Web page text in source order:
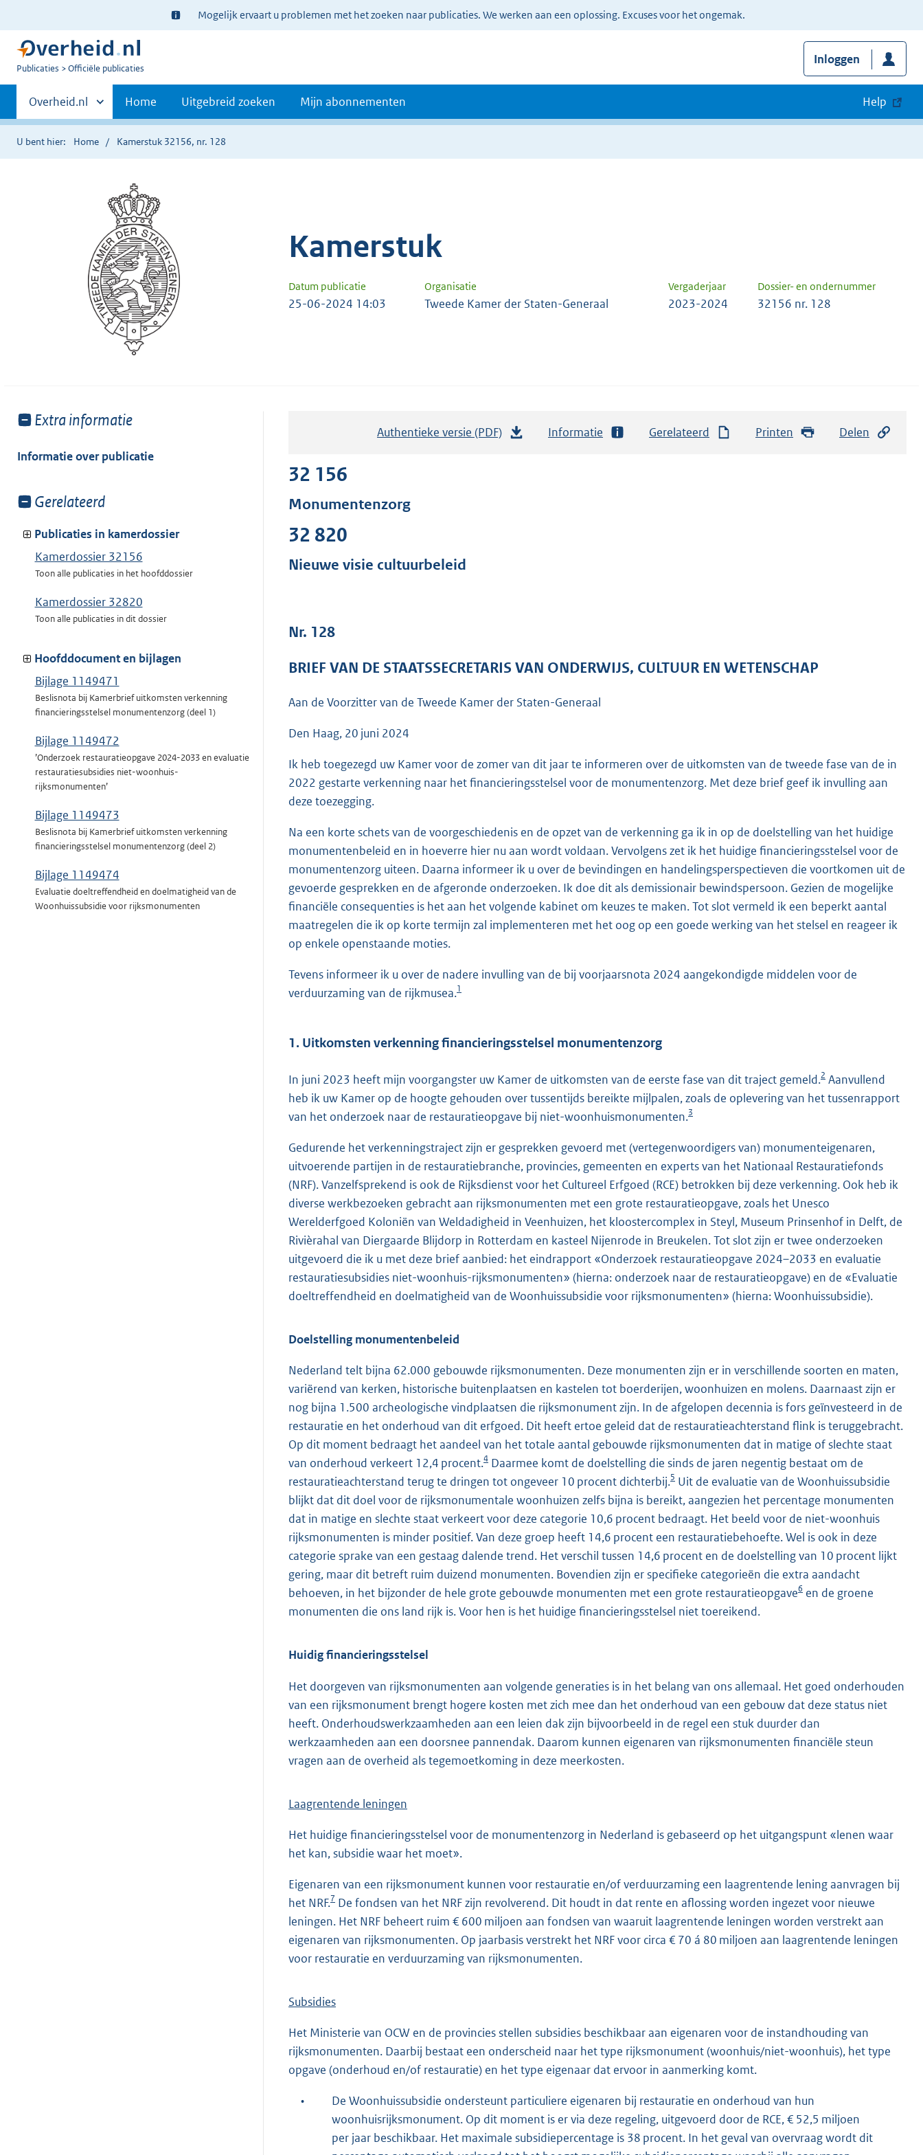
Ter
informatie:
Mogelijk ervaart u problemen met het zoeken naar publicaties. We werken aan een oplossing. Excuses voor het ongemak.
U
Publicaties Officiële publicaties
Inloggen
Primaire
navigatie
Andere
sites
binnen
Overheid.nl Home Uitgebreid zoeken Mijn abonnementen Help
U bent hier: Home Kamerstuk 32156, nr. 128
Kamerstuk
Datum publicatie Organisatie Vergaderjaar Dossier- en ondernummer
25-06-2024 14:03 Tweede Kamer der Staten-Generaal 2023-2024 32156 nr. 128
Toon
van:
Extra informatie
Informatie over publicatie
Toon
van:
Gerelateerd
Publicaties in kamerdossier
Kamerdossier 32156
Toon alle publicaties in het hoofddossier
Kamerdossier 32820
Toon alle publicaties in dit dossier
Hoofddocument en bijlagen
Bijlage 1149471
Beslisnota bij Kamerbrief uitkomsten verkenning
financieringsstelsel monumentenzorg (deel 1)
Bijlage 1149472
’Onderzoek restauratieopgave 2024-2033 en evaluatie
restauratiesubsidies niet-woonhuis-
rijksmonumenten’
Bijlage 1149473
Beslisnota bij Kamerbrief uitkomsten verkenning
financieringsstelsel monumentenzorg (deel 2)
Bijlage 1149474
Evaluatie doeltreffendheid en doelmatigheid van de
Woonhuissubsidie voor rijksmonumenten
Authentieke versie (PDF)
t
:
K
b
Informatie Gerelateerd Printen Delen
32 156
Monumentenzorg
32 820
Nieuwe visie cultuurbeleid
Nr. 128
BRIEF VAN DE STAATSSECRETARIS VAN ONDERWIJS, CULTUUR EN WETENSCHAP
Aan de Voorzitter van de Tweede Kamer der Staten-Generaal
Den Haag, 20 juni 2024
Ik heb toegezegd uw Kamer voor de zomer van dit jaar te informeren over de uitkomsten van de tweede fase van de in
2022 gestarte verkenning naar het financieringsstelsel voor de monumentenzorg. Met deze brief geef ik invulling aan
deze toezegging.
Na een korte schets van de voorgeschiedenis en de opzet van de verkenning ga ik in op de doelstelling van het huidige
monumentenbeleid en in hoeverre hier nu aan wordt voldaan. Vervolgens zet ik het huidige financieringsstelsel voor de
monumentenzorg uiteen. Daarna informeer ik u over de bevindingen en handelingsperspectieven die voortkomen uit de
gevoerde gesprekken en de afgeronde onderzoeken. Ik doe dit als demissionair bewindspersoon. Gezien de mogelijke
financiële consequenties is het aan het volgende kabinet om keuzes te maken. Tot slot vermeld ik een beperkt aantal
maatregelen die ik op korte termijn zal implementeren met het oog op een goede werking van het stelsel en reageer ik
op enkele openstaande moties.
Tevens informeer ik u over de nadere invulling van de bij voorjaarsnota 2024 aangekondigde middelen voor de
verduurzaming van de rijkmusea.1
1. Uitkomsten verkenning financieringsstelsel monumentenzorg
In juni 2023 heeft mijn voorgangster uw Kamer de uitkomsten van de eerste fase van dit traject gemeld.2 Aanvullend
heb ik uw Kamer op de hoogte gehouden over tussentijds bereikte mijlpalen, zoals de oplevering van het tussenrapport
van het onderzoek naar de restauratieopgave bij niet-woonhuismonumenten.3
Gedurende het verkenningstraject zijn er gesprekken gevoerd met (vertegenwoordigers van) monumenteigenaren,
uitvoerende partijen in de restauratiebranche, provincies, gemeenten en experts van het Nationaal Restauratiefonds
(NRF). Vanzelfsprekend is ook de Rijksdienst voor het Cultureel Erfgoed (RCE) betrokken bij deze verkenning. Ook heb ik
diverse werkbezoeken gebracht aan rijksmonumenten met een grote restauratieopgave, zoals het Unesco
Werelderfgoed Koloniën van Weldadigheid in Veenhuizen, het kloostercomplex in Steyl, Museum Prinsenhof in Delft, de
Rivièrahal van Diergaarde Blijdorp in Rotterdam en kasteel Nijenrode in Breukelen. Tot slot zijn er twee onderzoeken
uitgevoerd die ik u met deze brief aanbied: het eindrapport «Onderzoek restauratieopgave 2024–2033 en evaluatie
restauratiesubsidies niet-woonhuis-rijksmonumenten» (hierna: onderzoek naar de restauratieopgave) en de «Evaluatie
doeltreffendheid en doelmatigheid van de Woonhuissubsidie voor rijksmonumenten» (hierna: Woonhuissubsidie).
Doelstelling monumentenbeleid
Nederland telt bijna 62.000 gebouwde rijksmonumenten. Deze monumenten zijn er in verschillende soorten en maten,
variërend van kerken, historische buitenplaatsen en kastelen tot boerderijen, woonhuizen en molens. Daarnaast zijn er
nog bijna 1.500 archeologische vindplaatsen die rijksmonument zijn. In de afgelopen decennia is fors geïnvesteerd in de
restauratie en het onderhoud van dit erfgoed. Dit heeft ertoe geleid dat de restauratieachterstand flink is teruggebracht.
Op dit moment bedraagt het aandeel van het totale aantal gebouwde rijksmonumenten dat in matige of slechte staat
van onderhoud verkeert 12,4 procent.4 Daarmee komt de doelstelling die sinds de jaren negentig bestaat om de
restauratieachterstand terug te dringen tot ongeveer 10 procent dichterbij.5 Uit de evaluatie van de Woonhuissubsidie
blijkt dat dit doel voor de rijksmonumentale woonhuizen zelfs bijna is bereikt, aangezien het percentage monumenten
dat in matige en slechte staat verkeert voor deze categorie 10,6 procent bedraagt. Het beeld voor de niet-woonhuis
rijksmonumenten is minder positief. Van deze groep heeft 14,6 procent een restauratiebehoefte. Wel is ook in deze
categorie sprake van een gestaag dalende trend. Het verschil tussen 14,6 procent en de doelstelling van 10 procent lijkt
gering, maar dit betreft ruim duizend monumenten. Bovendien zijn er specifieke categorieën die extra aandacht
behoeven, in het bijzonder de hele grote gebouwde monumenten met een grote restauratieopgave6 en de groene
monumenten die ons land rijk is. Voor hen is het huidige financieringsstelsel niet toereikend.
Huidig financieringsstelsel
Het doorgeven van rijksmonumenten aan volgende generaties is in het belang van ons allemaal. Het goed onderhouden
van een rijksmonument brengt hogere kosten met zich mee dan het onderhoud van een gebouw dat deze status niet
heeft. Onderhoudswerkzaamheden aan een leien dak zijn bijvoorbeeld in de regel een stuk duurder dan
werkzaamheden aan een doorsnee pannendak. Daarom kunnen eigenaren van rijksmonumenten financiële steun
vragen aan de overheid als tegemoetkoming in deze meerkosten.
Laagrentende leningen
Het huidige financieringsstelsel voor de monumentenzorg in Nederland is gebaseerd op het uitgangspunt «lenen waar
het kan, subsidie waar het moet».
Eigenaren van een rijksmonument kunnen voor restauratie en/of verduurzaming een laagrentende lening aanvragen bij
het NRF.7 De fondsen van het NRF zijn revolverend. Dit houdt in dat rente en aflossing worden ingezet voor nieuwe
leningen. Het NRF beheert ruim € 600 miljoen aan fondsen van waaruit laagrentende leningen worden verstrekt aan
eigenaren van rijksmonumenten. Op jaarbasis verstrekt het NRF voor circa € 70 á 80 miljoen aan laagrentende leningen
voor restauratie en verduurzaming van rijksmonumenten.
Subsidies
Het Ministerie van OCW en de provincies stellen subsidies beschikbaar aan eigenaren voor de instandhouding van
rijksmonumenten. Daarbij bestaat een onderscheid naar het type rijksmonument (woonhuis/niet-woonhuis), het type
opgave (onderhoud en/of restauratie) en het type eigenaar dat ervoor in aanmerking komt.
•
De Woonhuissubsidie ondersteunt particuliere eigenaren bij restauratie en onderhoud van hun
woonhuisrijksmonument. Op dit moment is er via deze regeling, uitgevoerd door de RCE, € 52,5 miljoen
per jaar beschikbaar. Het maximale subsidiepercentage is 38 procent. In het geval van overvraag wordt dit